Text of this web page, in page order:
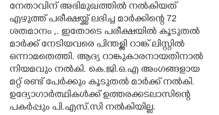
നേതാവിന് അഭിമുഖത്തിൽ നൽകിയത്
എഴുത്ത് പരീക്ഷയ്ക്ക് ലഭിച്ച മാർക്കിന്റെ 72
ശതമാനം ,. ഇതോടെ പരീക്ഷയിൽ കൂടുതൽ
മാർക്ക് നേടിയവരെ പിന്തള്ളി റാങ്ക് ലിസ്റ്റിൽ
ഒന്നാമതെത്തി. ആദ്യ റാങ്കുകാരനായതിനാൽ
നിയമവും നൽകി. കെ.ജി.ഒ.എ അംഗങ്ങളായ
മറ്റ് രണ്ട് പേർക്കും കൂടുതൽ മാർക്ക് നൽകി.
ഉദ്യോഗാർത്ഥികൾക്ക് ഉത്തരക്കടലാസിന്റെ
പകർപ്പും പി.എസ്.സി നൽകിയില്ല.